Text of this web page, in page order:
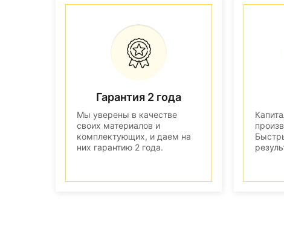
Гарантия 2 года
Мы уверены в качестве
своих материалов и
комплектующих, и даем на
них гарантию 2 года.